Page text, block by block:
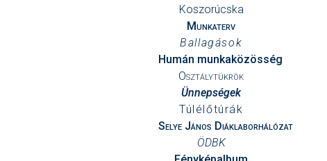
Koszorúcska
Munkaterv
Ballagások
Humán munkaközösség
Osztálytükrök
Ünnepségek
Túlélőtúrák
Selye János Diáklaborhálózat
ÖDBK